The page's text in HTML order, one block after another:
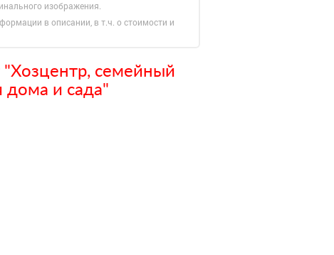
изображения.
в описании, в т.ч. о стоимости и
семейный
дома и сада"